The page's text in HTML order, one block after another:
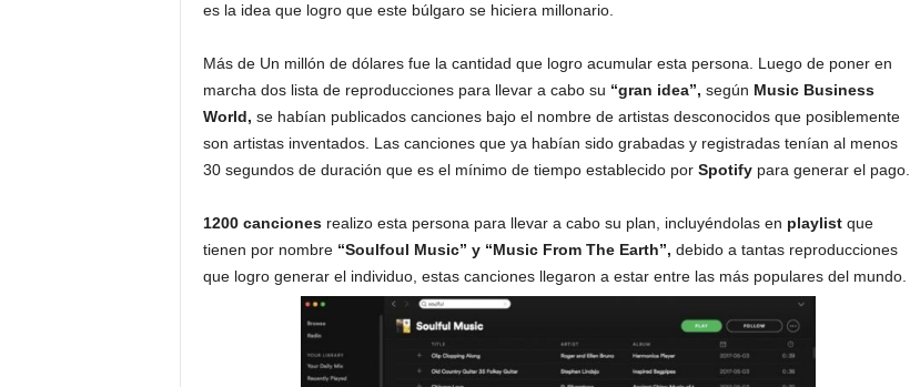
es la idea que logro que este búlgaro se hiciera millonario.
Más de Un millón de dólares fue la cantidad que logro acumular esta persona. Luego de poner en
marcha dos lista de reproducciones para llevar a cabo su “gran idea”, según Music Business
World, se habían publicados canciones bajo el nombre de artistas desconocidos que posiblemente
son artistas inventados. Las canciones que ya habían sido grabadas y registradas tenían al menos
30 segundos de duración que es el mínimo de tiempo establecido por Spotify para generar el pago.
1200 cancionesrealizo esta persona para llevar a cabo su plan, incluyéndolas en playlistque
tienen por nombre “Soulfoul Music” y “Music From The Earth”, debido a tantas reproducciones
que logro generar el individuo, estas canciones llegaron a estar entre las más populares del mundo.